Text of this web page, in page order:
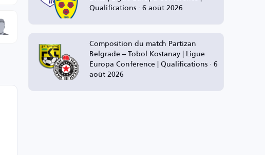
Qualifications · 6 août 2026
Composition du match Partizan
Belgrade – Tobol Kostanay | Ligue
Europa Conférence | Qualifications · 6
août 2026